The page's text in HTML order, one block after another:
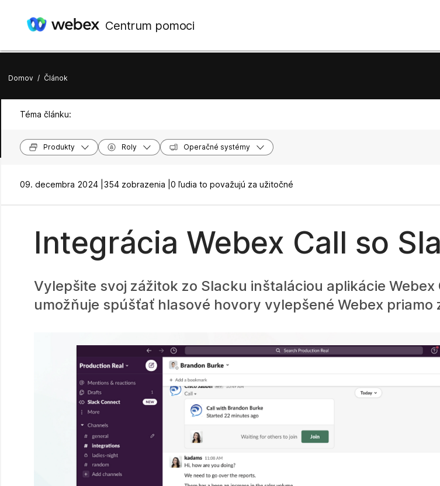
Centrum pomoci
Domov / Článok
Téma článku:
Produkty Roly Operačné systémy
09. decembra 2024 | 354 zobrazenia | 0 ľudia to považujú za užitočné
Integrácia Webex Call so
Vylepšite svoj zážitok zo Slacku inštaláciou aplikácie Webex
umožňuje spúšťať hlasové hovory vylepšené Webex priamo